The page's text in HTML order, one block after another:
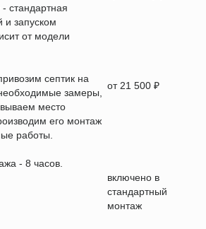
- стандартная
и запуском
от модели
септик на
замеры,
место
его монтаж
работы.
- 8 часов.
от 21 500 ₽
включено в
стандартный
монтаж